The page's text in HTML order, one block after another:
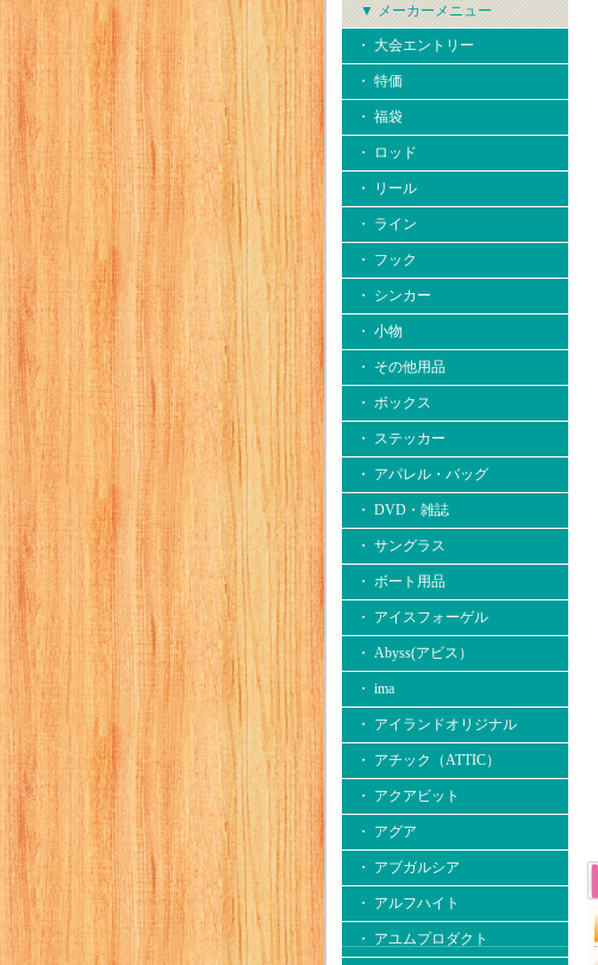
▼ メーカーメニュー
・ 大会エントリー
・ 特価
・ 福袋
・ ロッド
・ リール
・ ライン
・ フック
・ シンカー
・ 小物
・ その他用品
・ ボックス
・ ステッカー
・ アパレル・バッグ
・ DVD・雑誌
・ サングラス
・ ボート用品
・ アイスフォーゲル
・ Abyss(アビス）
・ ima
・ アイランドオリジナル
・ アチック（ATTIC）
・ アクアビット
・ アグア
・ アブガルシア
・ アルフハイト
・ アユムプロダクト